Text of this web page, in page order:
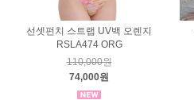
선셋펀치 스트랩 UV백 오렌지
RSLA474 ORG
110,000원
74,000원